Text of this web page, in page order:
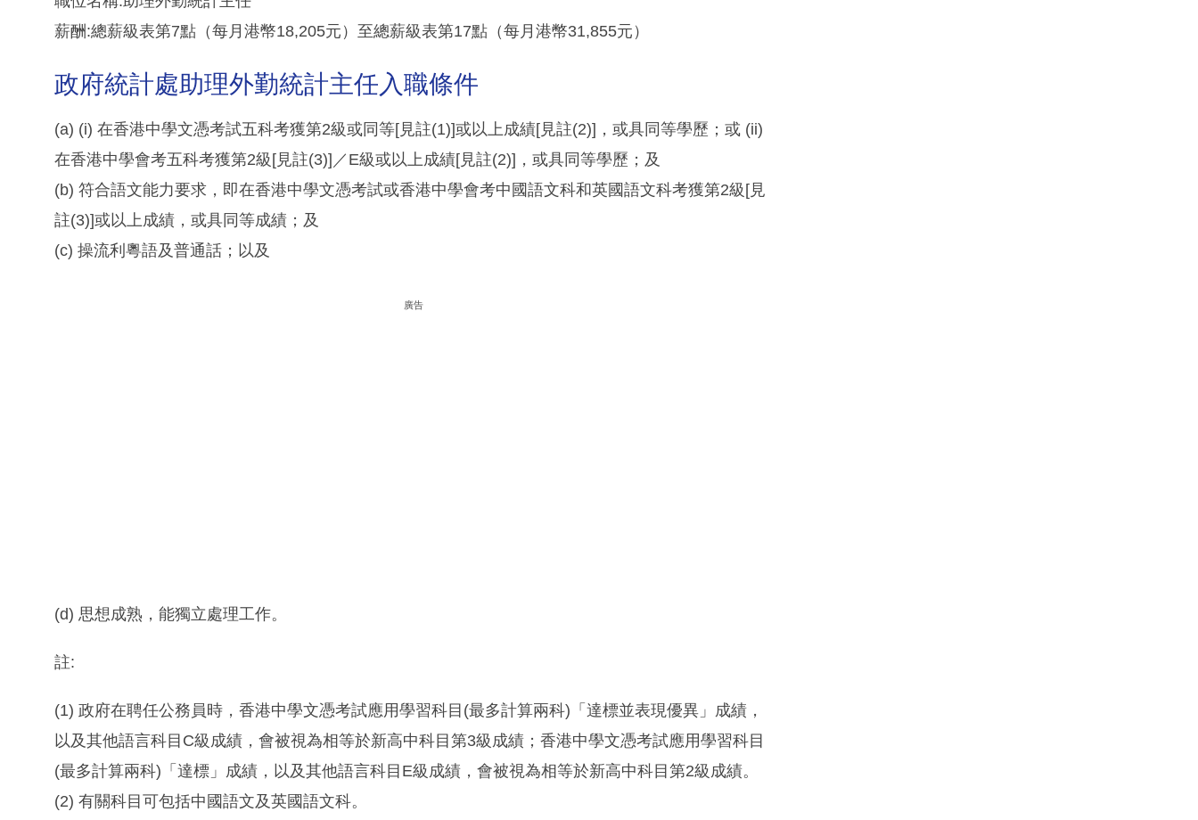
薪酬:總薪級表第7點（每月港幣18,205元）至總薪級表第17點（每月港幣31,855元）
政府統計處助理外勤統計主任入職條件
(a) (i) 在香港中學文憑考試五科考獲第2級或同等[見註(1)]或以上成績[見註(2)]，或具同等學歷；或 (ii)
在香港中學會考五科考獲第2級[見註(3)]／E級或以上成績[見註(2)]，或具同等學歷；及
(b) 符合語文能力要求，即在香港中學文憑考試或香港中學會考中國語文科和英國語文科考獲第2級[見
註(3)]或以上成績，或具同等成績；及
(c) 操流利粵語及普通話；以及
廣告
(d) 思想成熟，能獨立處理工作。
註:
(1) 政府在聘任公務員時，香港中學文憑考試應用學習科目(最多計算兩科)「達標並表現優異」成績，
以及其他語言科目C級成績，會被視為相等於新高中科目第3級成績；香港中學文憑考試應用學習科目
(最多計算兩科)「達標」成績，以及其他語言科目E級成績，會被視為相等於新高中科目第2級成績。
(2) 有關科目可包括中國語文及英國語文科。